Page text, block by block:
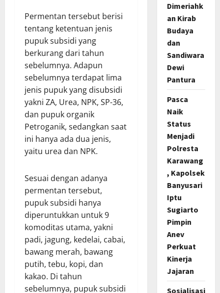
Permentan tersebut berisi
tentang ketentuan jenis
pupuk subsidi yang
berkurang dari tahun
sebelumnya. Adapun
sebelumnya terdapat lima
jenis pupuk yang disubsidi
yakni ZA, Urea, NPK, SP-36,
dan pupuk organik
Petroganik, sedangkan saat
ini hanya ada dua jenis,
yaitu urea dan NPK.
Sesuai dengan adanya
permentan tersebut,
pupuk subsidi hanya
diperuntukkan untuk 9
komoditas utama, yakni
padi, jagung, kedelai, cabai,
bawang merah, bawang
putih, tebu, kopi, dan
kakao. Di tahun
sebelumnya, pupuk subsidi
Dimeriahk
an Kirab
Budaya
dan
Sandiwara
Dewi
Pantura
Pasca
Naik
Status
Menjadi
Polresta
Karawang
, Kapolsek
Banyusari
Iptu
Sugiarto
Pimpin
Anev
Perkuat
Kinerja
Jajaran
Sosialisasi